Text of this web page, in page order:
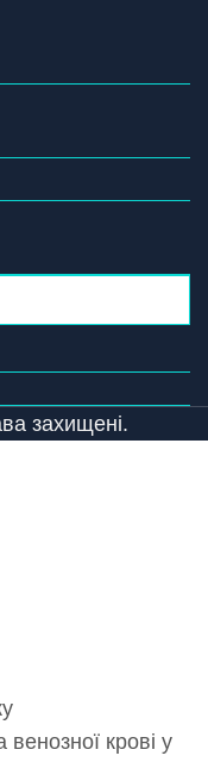
захищені.
крові у